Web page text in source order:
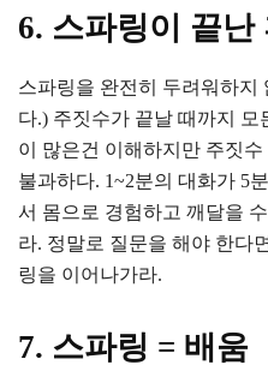
6. 스파링이 끝난
스파링을 완전히 두려워하지
다.) 주짓수가 끝날 때까지
이 많은건 이해하지만 주짓
불과하다. 1~2분의 대화가 5
서 몸으로 경험하고 깨달을
라. 정말로 질문을 해야 한다
링을 이어나가라.
7. 스파링 = 배움